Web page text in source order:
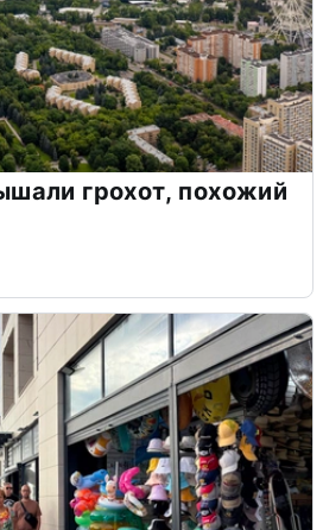
грохот, похожий